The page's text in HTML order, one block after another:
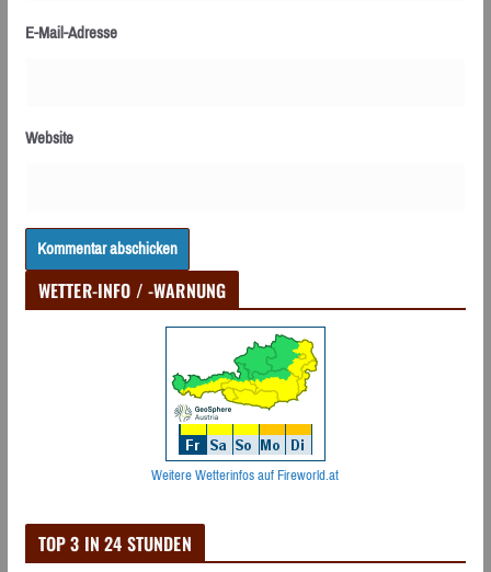
E-Mail-Adresse
Website
WETTER-INFO / -WARNUNG
Weitere Wetterinfos auf Fireworld.at
TOP 3 IN 24 STUNDEN